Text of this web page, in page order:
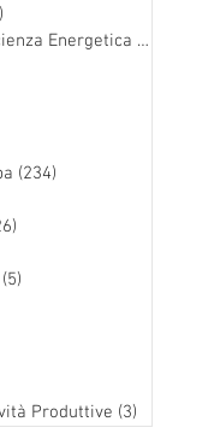
Energetica (126)
(234)
(5)
Produttive (3)